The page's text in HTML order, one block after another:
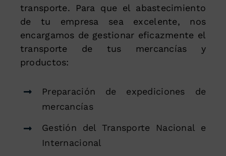
transporte. Para que el abastecimiento
de tu empresa sea excelente, nos
encargamos de gestionar eficazmente el
transporte de tus mercancías y
productos:
Preparación de expediciones de
mercancías
Gestión del Transporte Nacional e
Internacional